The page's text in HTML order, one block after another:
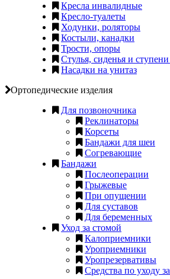
Кресла инвалидные
Кресло-туалеты
Ходунки, роляторы
Костыли, канадки
Трости, опоры
Стулья, сиденья и
Насадки на унитаз
Ортопедические изделия
Для позвоночника
Реклинаторы
Корсеты
Бандажи для шеи
Согревающие
Бандажи
Послеоперации
Грыжевые
При опущении
Для суставов
Для беременных
Уход за стомой
Калоприемники
Уроприемники
Уропрезервативы
Средства по уходу